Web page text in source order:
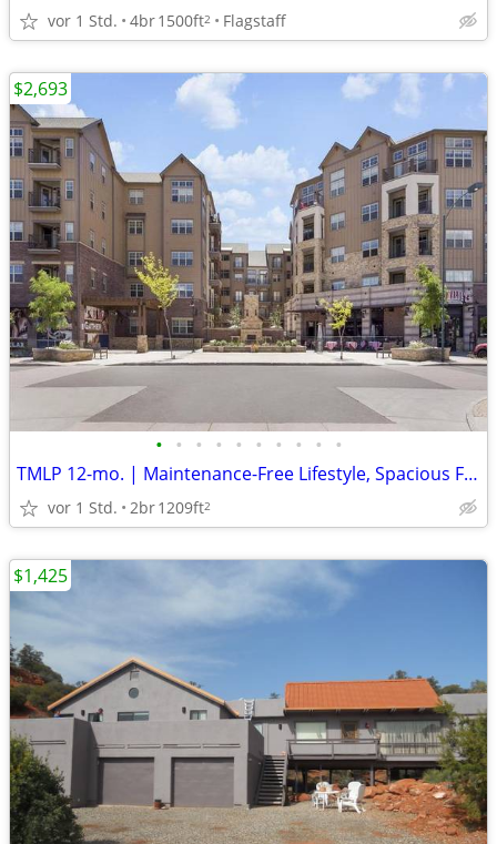
vor 1 Std. 4br1500ft2 Flagstaff
• • • • • • • • • •
TMLP 12-mo. | Maintenance-Free Lifestyle, Spacious Floor Plans
vor 1 Std. 2br1209ft2
$2,693
$1,425